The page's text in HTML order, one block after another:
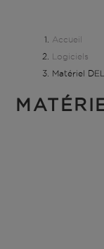
Accueil
Logiciels
Matériel